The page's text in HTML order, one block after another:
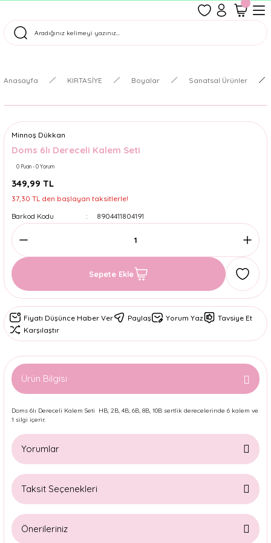
Tüm Siparişler Aynı Gün Kargoda!
Anasayfa KIRTASİYE Boyalar Sanatsal Ürünler
Minnoş Dükkan
Doms 6lı Dereceli Kalem Seti
0 Puan - 0 Yorum
349,99 TL
37,30 TL den başlayan taksitlerle!
Barkod Kodu
8904411804191
Sepete Ekle
Fiyatı Düşünce Haber Ver Paylaş Yorum Yaz
Tavsiye Et
Karşılaştır
Ürün Bilgisi
Doms 6lı Dereceli Kalem Seti HB, 2B, 4B, 6B, 8B, 10B sertlik derecelerinde 6 kalem ve
1 silgi içerir.
Yorumlar
Taksit Seçenekleri
Önerileriniz